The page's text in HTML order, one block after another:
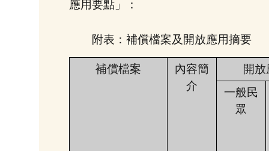
應用要點」：
附表：補償檔案及開放應用摘要
補償檔案
內容簡
介
開放
一般民
眾